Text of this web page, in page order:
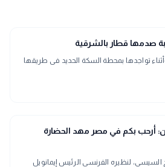
صدمها قطار بالشرقية
تواجدها بمحطة السكة الحديد فى طريقها
أرحب بكم في مصر مهد الحضارة
السيسي، لنظيره الفرنسى الرئيس إيمانويل